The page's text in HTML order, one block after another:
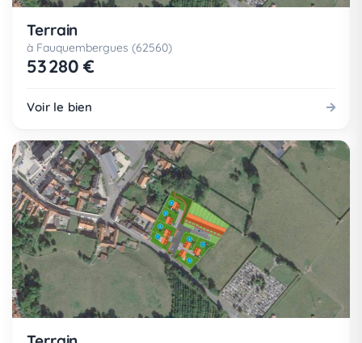
Terrain
à Fauquembergues (62560)
53 280 €
Voir le bien